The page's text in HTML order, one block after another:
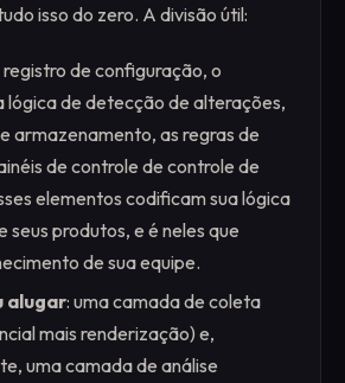
isso do zero. A divisão útil:
registro de configuração, o
lógica de detecção de alterações,
armazenamento, as regras de
de controle de controle de
elementos codificam sua lógica
seus produtos, e é neles que
de sua equipe.
alugar: uma camada de coleta
mais renderização) e,
uma camada de análise